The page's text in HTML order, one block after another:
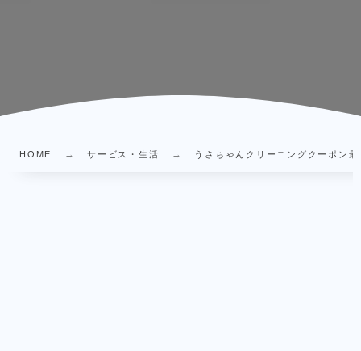
HOME サービス・生活 うさちゃんクリーニングクーポン